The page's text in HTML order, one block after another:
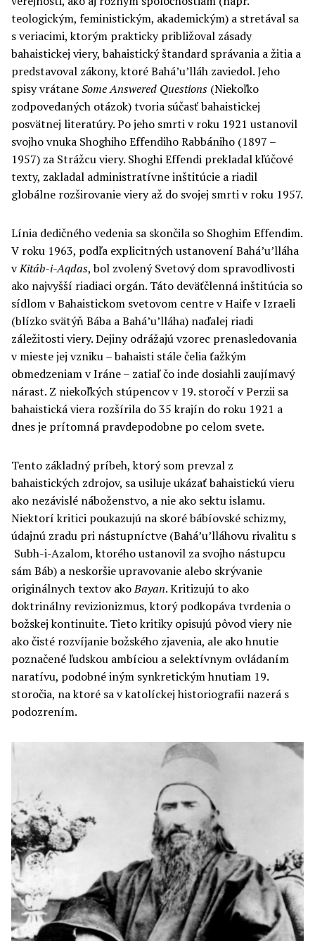
teologickým, feministickým, akademickým) a stretával sa
s veriacimi, ktorým prakticky približoval zásady
bahaistickej viery, bahaistický štandard správania a žitia a
predstavoval zákony, ktoré Bahá’u’lláh zaviedol. Jeho
spisy vrátaneSome Answered Questions (Niekoľko
zodpovedaných otázok) tvoria súčasť bahaistickej
posvätnej literatúry. Po jeho smrti v roku 1921 ustanovil
svojho vnuka Shoghiho Effendiho Rabbániho (1897 –
1957) za Strážcu viery. Shoghi Effendi prekladal kľúčové
texty, zakladal administratívne inštitúcie a riadil
globálne rozširovanie viery až do svojej smrti v roku 1957.
Línia dedičného vedenia sa skončila so Shoghim Effendim.
V roku 1963, podľa explicitných ustanovení Bahá’u’lláha
vKitáb-i-Aqdas, bol zvolený Svetový dom spravodlivosti
ako najvyšší riadiaci orgán. Táto deväťčlenná inštitúcia so
sídlom v Bahaistickom svetovom centre v Haife v Izraeli
(blízko svätýň Bába a Bahá’u’lláha) naďalej riadi
záležitosti viery. Dejiny odrážajú vzorec prenasledovania
v mieste jej vzniku – bahaisti stále čelia ťažkým
obmedzeniam v Iráne – zatiaľ čo inde dosiahli zaujímavý
nárast. Z niekoľkých stúpencov v 19. storočí v Perzii sa
bahaistická viera rozšírila do 35 krajín do roku 1921 a
dnes je prítomná pravdepodobne po celom svete.
Tento základný príbeh, ktorý som prevzal z
bahaistických zdrojov, sa usiluje ukázať bahaistickú vieru
ako nezávislé náboženstvo, a nie ako sektu islamu.
Niektorí kritici poukazujú na skoré bábíovské schizmy,
údajnú zradu pri nástupníctve (Bahá’u’lláhovu rivalitu s
Subh-i-Azalom, ktorého ustanovil za svojho nástupcu
sám Báb) a neskoršie upravovanie alebo skrývanie
originálnych textov akoBayan. Kritizujú to ako
doktrinálny revizionizmus, ktorý podkopáva tvrdenia o
božskej kontinuite. Tieto kritiky opisujú pôvod viery nie
ako čisté rozvíjanie božského zjavenia, ale ako hnutie
poznačené ľudskou ambíciou a selektívnym ovládaním
naratívu, podobné iným synkretickým hnutiam 19.
storočia, na ktoré sa v katolíckej historiografii nazerá s
podozrením.